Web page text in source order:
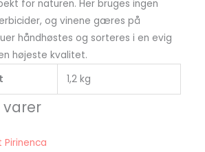
for naturen. Her bruges ingen
og vinene gæres på
håndhøstes og sorteres i en evig
højeste kvalitet.
1,2 kg
varer